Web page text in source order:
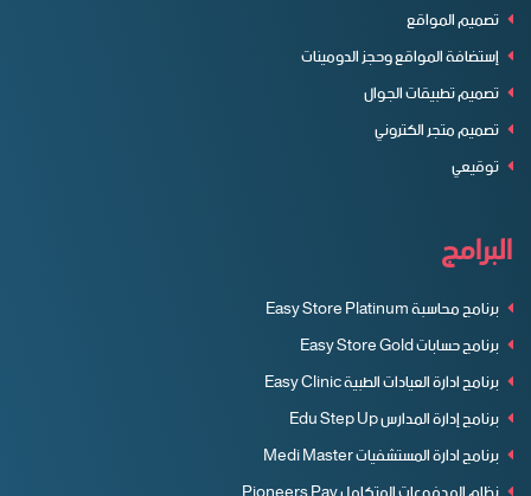
تصميم المواقع
إستضافة المواقع وحجز الدومينات
تصميم تطبيقات الجوال
تصميم متجر الكتروني
توقيعي
البرامج
برنامج محاسبة Easy Store Platinum
برنامج حسابات Easy Store Gold
برنامج ادارة العيادات الطبية Easy Clinic
برنامج إدارة المدارس Edu Step Up
برنامج ادارة المستشفيات Medi Master